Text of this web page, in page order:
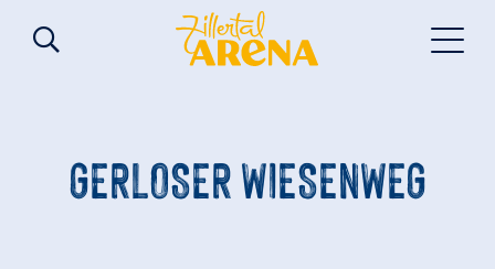
GERLOSER WIESENWEG